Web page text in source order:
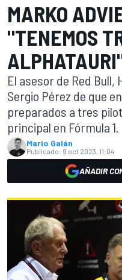
MARKO
"TENEMOS
El asesor de Red Bull,
Sergio Pérez de que
preparados a tres
principal en Fórmula 1.
Mario Galán
Publicado: 9 oct 2023, 11:04
AÑADIR